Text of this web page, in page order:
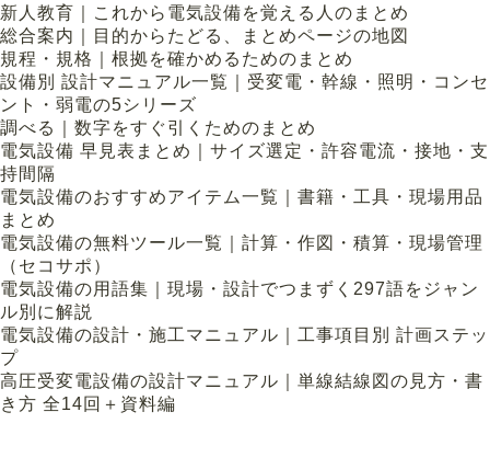
新人教育｜これから電気設備を覚える人のまとめ
総合案内｜目的からたどる、まとめページの地図
規程・規格｜根拠を確かめるためのまとめ
設備別 設計マニュアル一覧｜受変電・幹線・照明・コンセ
ント・弱電の5シリーズ
調べる｜数字をすぐ引くためのまとめ
電気設備 早見表まとめ｜サイズ選定・許容電流・接地・支
持間隔
電気設備のおすすめアイテム一覧｜書籍・工具・現場用品
まとめ
電気設備の無料ツール一覧｜計算・作図・積算・現場管理
（セコサポ）
電気設備の用語集｜現場・設計でつまずく297語をジャン
ル別に解説
電気設備の設計・施工マニュアル｜工事項目別 計画ステッ
プ
高圧受変電設備の設計マニュアル｜単線結線図の見方・書
き方 全14回＋資料編